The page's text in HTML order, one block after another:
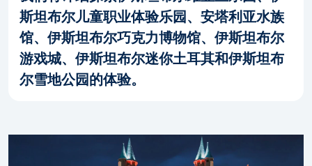
斯坦布尔儿童职业体验乐园、安塔利亚水族
馆、伊斯坦布尔巧克力博物馆、伊斯坦布尔
游戏城、伊斯坦布尔迷你土耳其和伊斯坦布
尔雪地公园的体验。